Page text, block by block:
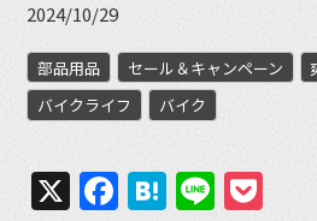
2024/10/29
部品用品 セール＆キャンペーン
バイクライフ
バイク
X Facebook
Hatena
Line